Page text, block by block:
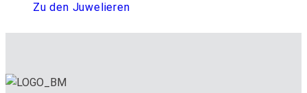
Zu den Juwelieren